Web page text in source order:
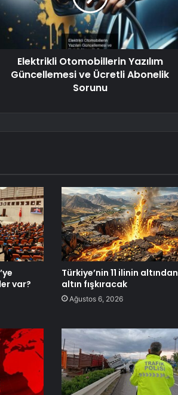
Elektrikli Otomobillerin Yazılım
Güncellemesi ve Ücretli Abonelik
Sorunu
var?
Türkiye’nin 11 ilinin altından
altın fışkıracak
Ağustos 6, 2026